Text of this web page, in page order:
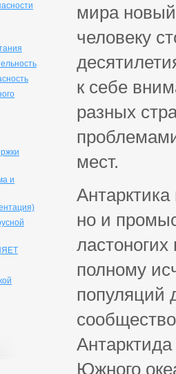
и
мира новый
человеку
к себе
разных
мест.
но и
полному
популяций
Южного